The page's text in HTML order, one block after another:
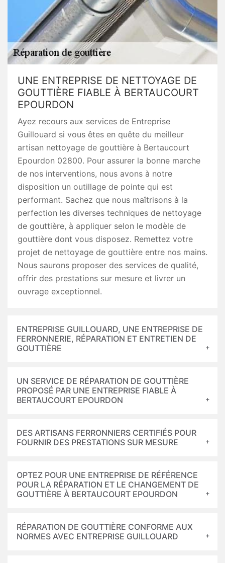
UNE ENTREPRISE DE NETTOYAGE DE
GOUTTIÈRE FIABLE À BERTAUCOURT
EPOURDON
Ayez recours aux services de Entreprise
Guillouard si vous êtes en quête du meilleur
artisan nettoyage de gouttière à Bertaucourt
Epourdon 02800. Pour assurer la bonne marche
de nos interventions, nous avons à notre
disposition un outillage de pointe qui est
performant. Sachez que nous maîtrisons à la
perfection les diverses techniques de nettoyage
de gouttière, à appliquer selon le modèle de
gouttière dont vous disposez. Remettez votre
projet de nettoyage de gouttière entre nos mains.
Nous saurons proposer des services de qualité,
offrir des prestations sur mesure et livrer un
ouvrage exceptionnel.
ENTREPRISE GUILLOUARD, UNE ENTREPRISE DE
FERRONNERIE, RÉPARATION ET ENTRETIEN DE
GOUTTIÈRE
UN SERVICE DE RÉPARATION DE GOUTTIÈRE
PROPOSÉ PAR UNE ENTREPRISE FIABLE À
BERTAUCOURT EPOURDON
DES ARTISANS FERRONNIERS CERTIFIÉS POUR
FOURNIR DES PRESTATIONS SUR MESURE
OPTEZ POUR UNE ENTREPRISE DE RÉFÉRENCE
POUR LA RÉPARATION ET LE CHANGEMENT DE
GOUTTIÈRE À BERTAUCOURT EPOURDON
RÉPARATION DE GOUTTIÈRE CONFORME AUX
NORMES AVEC ENTREPRISE GUILLOUARD